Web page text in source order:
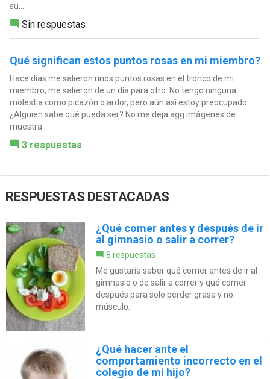
su...
Sin respuestas
Qué significan estos puntos rosas en mi miembro?
Hace días me salieron unos puntos rosas en el tronco de mi
miembro, me salieron de un día para otro. No tengo ninguna
molestia como picazón o ardor, pero aún así estoy preocupado.
¿Alguien sabe qué pueda ser? No me deja agg imágenes de
muestra
3 respuestas
RESPUESTAS DESTACADAS
¿Qué comer antes y después de ir
al gimnasio o salir a correr?
8 respuestas
Me gustaría saber qué comer antes de ir al
gimnasio o de salir a correr y qué comer
después para solo perder grasa y no
músculo.
¿Qué hacer ante el
comportamiento incorrecto en el
colegio de mi hijo?